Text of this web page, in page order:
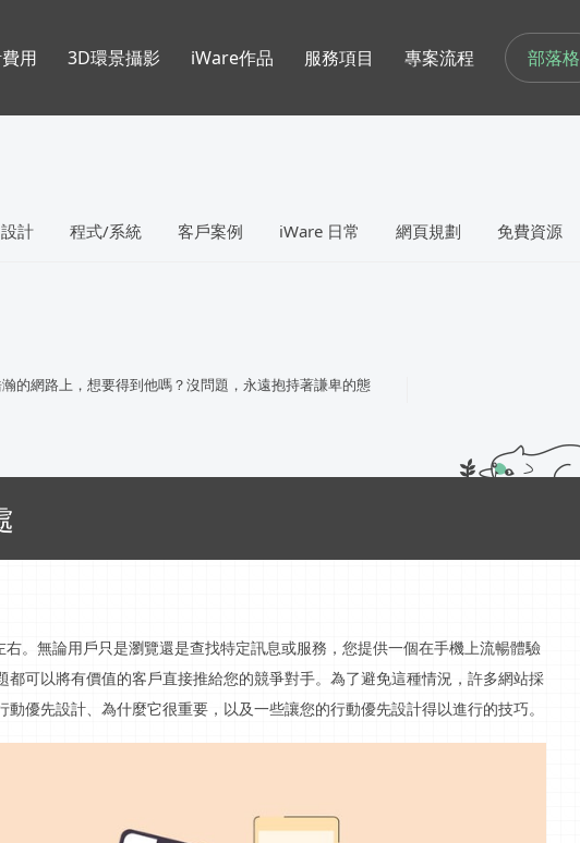
部落格
設計 程式/系統 客戶案例 iWare 日常 網頁規劃 免費資源
的網路上，想要得到他嗎？沒問題，永遠抱持著謙卑的態
右。無論用戶只是瀏覽還是查找特定訊息或服務，您提供一個在手機上流暢體驗
可以將有價值的客戶直接推給您的競爭對手。為了避免這種情況，許多網站採
動優先設計、為什麼它很重要，以及一些讓您的行動優先設計得以進行的技巧。